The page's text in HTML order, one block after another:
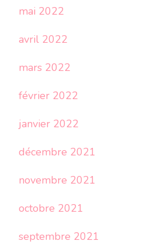
mai 2022
avril 2022
mars 2022
février 2022
janvier 2022
décembre 2021
novembre 2021
octobre 2021
septembre 2021